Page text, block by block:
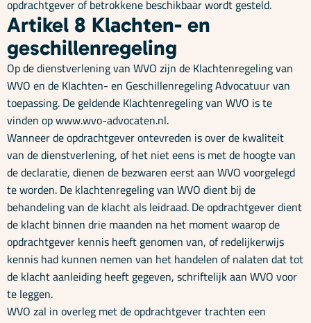
opdrachtgever of betrokkene beschikbaar wordt gesteld.
Artikel 8 Klachten- en
geschillenregeling
Op de dienstverlening van WVO zijn de Klachtenregeling van
WVO en de Klachten- en Geschillenregeling Advocatuur van
toepassing. De geldende Klachtenregeling van WVO is te
vinden op www.wvo-advocaten.nl.
Wanneer de opdrachtgever ontevreden is over de kwaliteit
van de dienstverlening, of het niet eens is met de hoogte van
de declaratie, dienen de bezwaren eerst aan WVO voorgelegd
te worden. De klachtenregeling van WVO dient bij de
behandeling van de klacht als leidraad. De opdrachtgever dient
de klacht binnen drie maanden na het moment waarop de
opdrachtgever kennis heeft genomen van, of redelijkerwijs
kennis had kunnen nemen van het handelen of nalaten dat tot
de klacht aanleiding heeft gegeven, schriftelijk aan WVO voor
te leggen.
WVO zal in overleg met de opdrachtgever trachten een